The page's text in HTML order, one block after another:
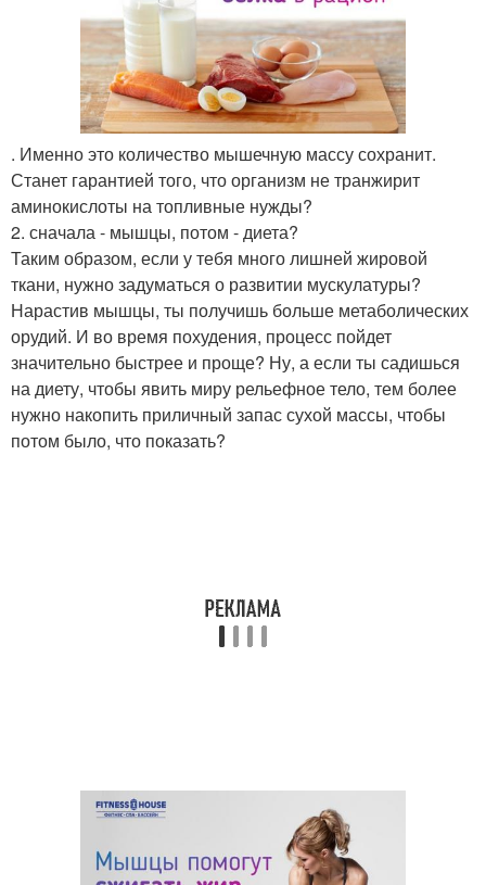
. Именно это количество мышечную массу сохранит.
Станет гарантией того, что организм не транжирит
аминокислоты на топливные нужды?
2. сначала - мышцы, потом - диета?
Таким образом, если у тебя много лишней жировой
ткани, нужно задуматься о развитии мускулатуры?
Нарастив мышцы, ты получишь больше метаболических
орудий. И во время похудения, процесс пойдет
значительно быстрее и проще? Ну, а если ты садишься
на диету, чтобы явить миру рельефное тело, тем более
нужно накопить приличный запас сухой массы, чтобы
потом было, что показать?